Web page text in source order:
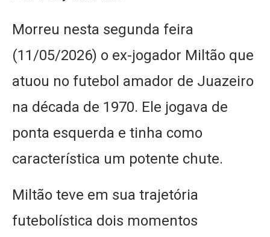
Morreu nesta segunda feira
(11/05/2026) o ex-jogador Miltão que
atuou no futebol amador de Juazeiro
na década de 1970. Ele jogava de
ponta esquerda e tinha como
característica um potente chute.
Miltão teve em sua trajetória
futebolística dois momentos